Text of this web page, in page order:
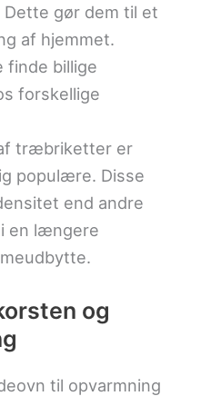
gør dem til et
af hjemmet.
finde billige
forskellige
træbriketter er
populære. Disse
end andre
en længere
og
til opvarmning